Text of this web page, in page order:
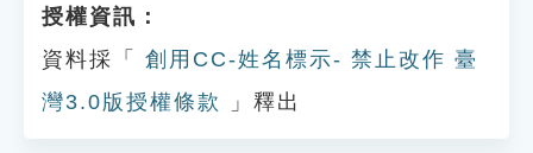
授權資訊：
資料採「
創用CC-姓名標示- 禁止改作 臺
灣3.0版授權條款
」釋出